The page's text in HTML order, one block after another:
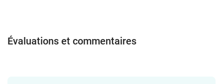
Évaluations et commentaires